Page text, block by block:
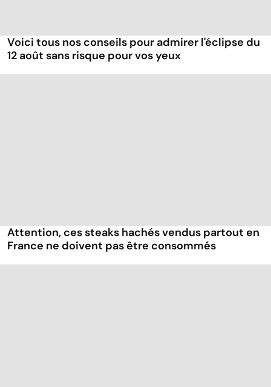
Voici tous nos conseils pour admirer l'éclipse du
12 août sans risque pour vos yeux
Attention, ces steaks hachés vendus partout en
France ne doivent pas être consommés